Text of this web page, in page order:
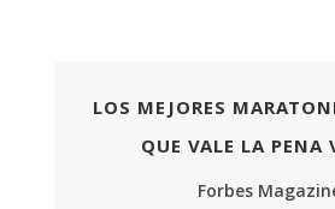
LOS MEJORES
QUE VALE LA PENA
Forbes